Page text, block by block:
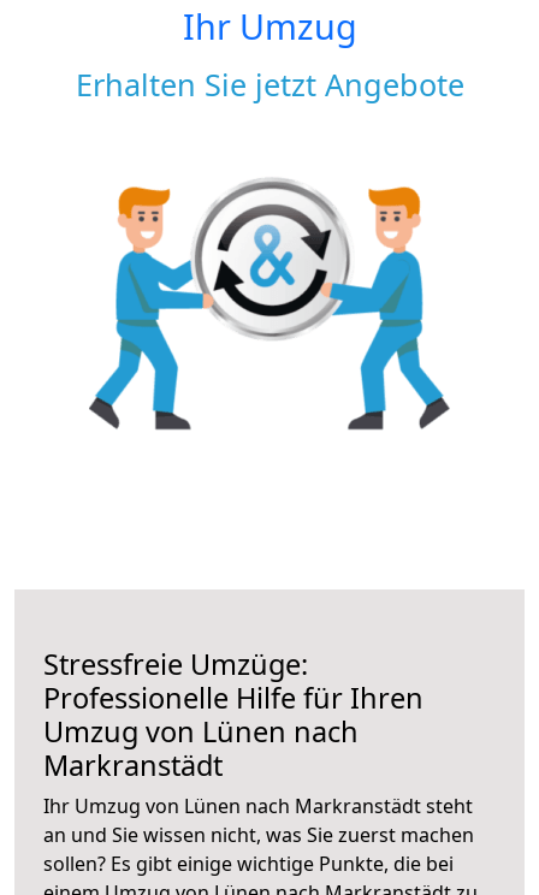
Ihr Umzug
Erhalten Sie jetzt Angebote
Stressfreie Umzüge:
Professionelle Hilfe für Ihren
Umzug von Lünen nach
Markranstädt
Ihr Umzug von Lünen nach Markranstädt steht
an und Sie wissen nicht, was Sie zuerst machen
sollen? Es gibt einige wichtige Punkte, die bei